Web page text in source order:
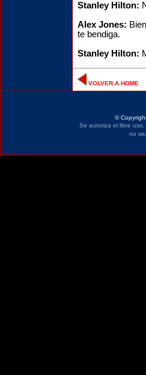
Stanley Hilton:
Alex Jones:
te bendiga.
Stanley Hilton:
VOLVER A HOME
©
Se autoriza el libre
no